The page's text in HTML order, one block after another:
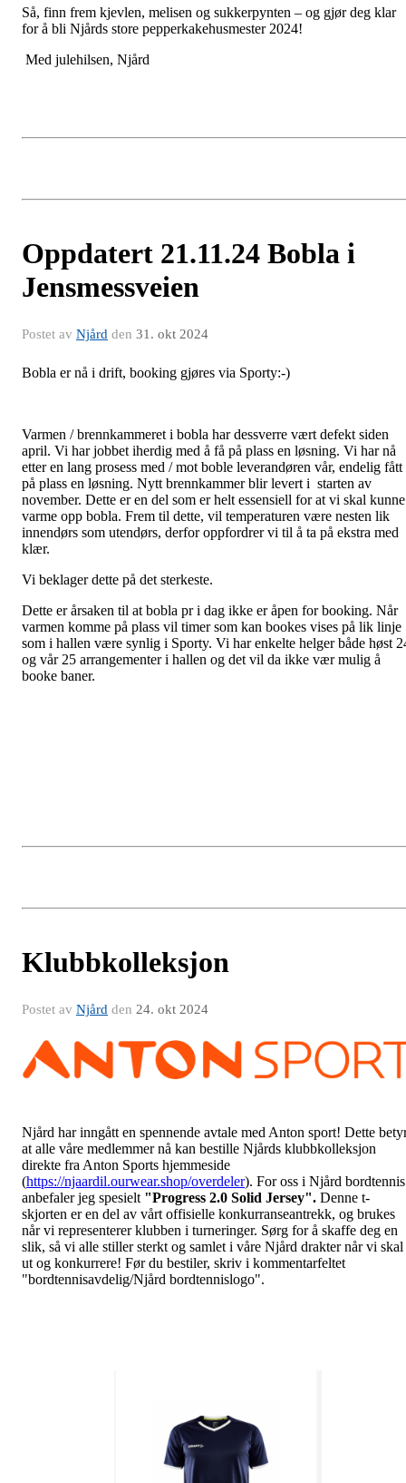
Så, finn frem kjevlen, melisen og sukkerpynten – og gjør deg klar
for å bli Njårds store pepperkakehusmester 2024!
Med julehilsen, Njård
Oppdatert 21.11.24 Bobla i
Jensmessveien
Postet av Njård den 31. okt 2024
Bobla er nå i drift, booking gjøres via Sporty:-)
Varmen / brennkammeret i bobla har dessverre vært defekt siden
april. Vi har jobbet iherdig med å få på plass en løsning. Vi har nå
etter en lang prosess med / mot boble leverandøren vår, endelig fått
på plass en løsning. Nytt brennkammer blir levert i starten av
november. Dette er en del som er helt essensiell for at vi skal kunne
varme opp bobla. Frem til dette, vil temperaturen være nesten lik
innendørs som utendørs, derfor oppfordrer vi til å ta på ekstra med
klær.
Vi beklager dette på det sterkeste.
Dette er årsaken til at bobla pr i dag ikke er åpen for booking. Når
varmen komme på plass vil timer som kan bookes vises på lik linje
som i hallen være synlig i Sporty. Vi har enkelte helger både høst
og vår 25 arrangementer i hallen og det vil da ikke vær mulig å
booke baner.
Klubbkolleksjon
Postet av Njård den 24. okt 2024
Njård har inngått en spennende avtale med Anton sport! Dette
at alle våre medlemmer nå kan bestille Njårds klubbkolleksjon
direkte fra Anton Sports hjemmeside
(https://njaardil.ourwear.shop/overdeler). For oss i Njård bordtennis
anbefaler jeg spesielt "Progress 2.0 Solid Jersey". Denne t-
skjorten er en del av vårt offisielle konkurranseantrekk, og brukes
når vi representerer klubben i turneringer. Sørg for å skaffe deg en
slik, så vi alle stiller sterkt og samlet i våre Njård drakter når vi skal
ut og konkurrere! Før du bestiler, skriv i kommentarfeltet
"bordtennisavdelig/Njård bordtennislogo".